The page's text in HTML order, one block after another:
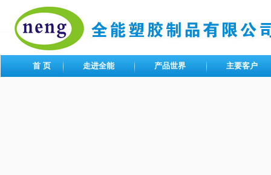
首 页 走进全能 产品世界 主要客户